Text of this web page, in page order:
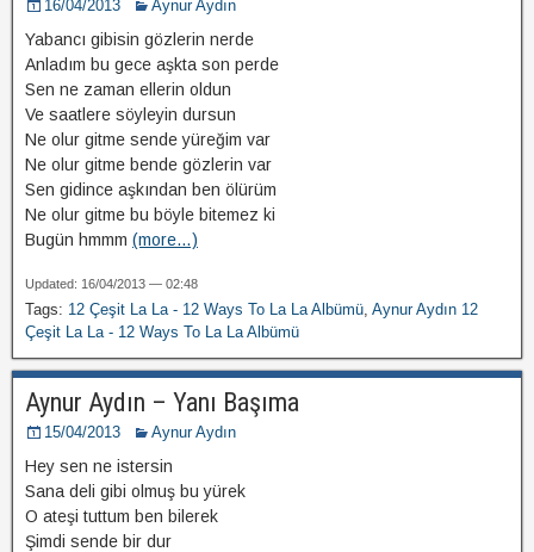
16/04/2013 Aynur Aydın
Yabancı gibisin gözlerin nerde
Anladım bu gece aşkta son perde
Sen ne zaman ellerin oldun
Ve saatlere söyleyin dursun
Ne olur gitme sende yüreğim var
Ne olur gitme bende gözlerin var
Sen gidince aşkından ben ölürüm
Ne olur gitme bu böyle bitemez ki
Bugün hmmm (more…)
Updated: 16/04/2013 — 02:48
Tags: 12 Çeşit La La - 12 Ways To La La Albümü, Aynur Aydın 12
Çeşit La La - 12 Ways To La La Albümü
Aynur Aydın – Yanı Başıma
15/04/2013 Aynur Aydın
Hey sen ne istersin
Sana deli gibi olmuş bu yürek
O ateşi tuttum ben bilerek
Şimdi sende bir dur